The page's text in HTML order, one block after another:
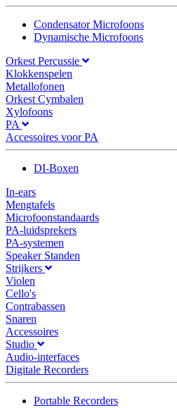
Condensator Microfoons
Dynamische Microfoons
Orkest Percussie
Klokkenspelen
Metallofonen
Orkest Cymbalen
Xylofoons
PA
Accessoires voor PA
DI-Boxen
In-ears
Mengtafels
Microfoonstandaards
PA-luidsprekers
PA-systemen
Speaker Standen
Strijkers
Violen
Cello's
Contrabassen
Snaren
Accessoires
Studio
Audio-interfaces
Digitale Recorders
Portable Recorders